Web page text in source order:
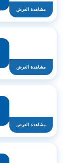
مشاهدة العرض
مشاهدة العرض
مشاهدة العرض